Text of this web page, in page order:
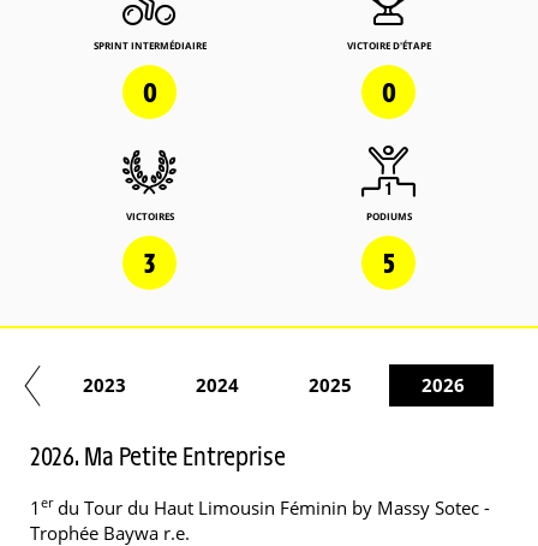
SPRINT INTERMÉDIAIRE
0
VICTOIRE D'ÉTAPE
0
VICTOIRES
3
PODIUMS
5
2023 2024 2025 2026
2026. Ma Petite Entreprise
1 erdu Tour du Haut Limousin Féminin by Massy Sotec -
Trophée Baywa r.e.